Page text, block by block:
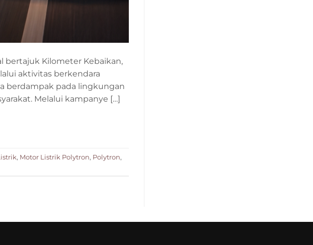
bertajuk Kilometer Kebaikan,
aktivitas berkendara
berdampak pada lingkungan
Melalui kampanye […]
, Motor Listrik Polytron, Polytron,